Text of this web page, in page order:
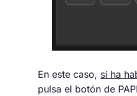
En este caso, si ha
pulsa el botón de